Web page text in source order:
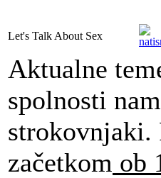
Let's Talk About Sex
Aktualne
spolnosti
strokovnjaki.
začetkom ob